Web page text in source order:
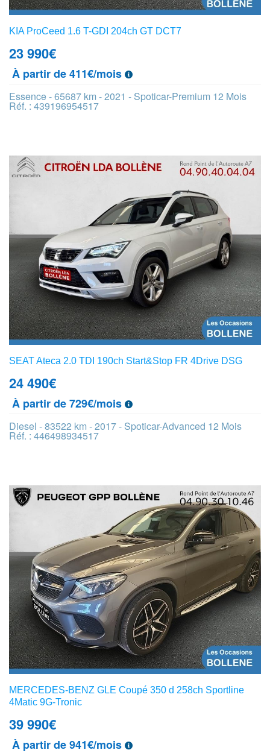
KIA ProCeed 1.6 T-GDI 204ch GT DCT7
23 990€
À partir de 411€/mois
Essence - 65687 km - 2021 - Spoticar-Premium 12 Mois
Réf. : 439196954517
SEAT Ateca 2.0 TDI 190ch Start&Stop FR 4Drive DSG
24 490€
À partir de 729€/mois
Diesel - 83522 km - 2017 - Spoticar-Advanced 12 Mois
Réf. : 446498934517
MERCEDES-BENZ GLE Coupé 350 d 258ch Sportline
4Matic 9G-Tronic
39 990€
À partir de 941€/mois